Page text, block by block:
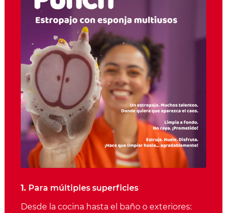
1. Para múltiples superficies
Desde la cocina hasta el baño o exteriores: